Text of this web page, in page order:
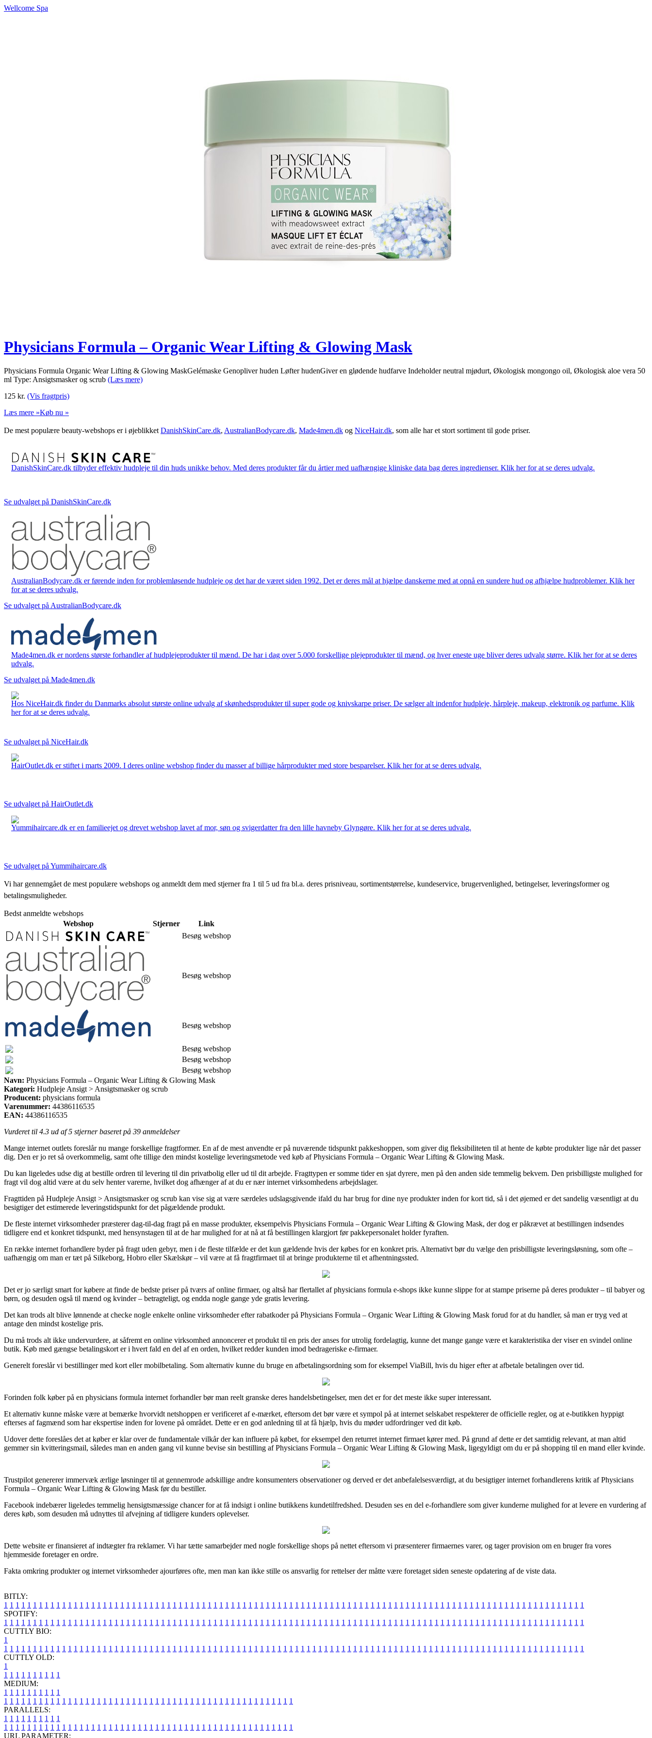
Wellcome Spa
Physicians Formula – Organic Wear Lifting & Glowing Mask
Physicians Formula Organic Wear Lifting & Glowing MaskGelémaske Genopliver huden Løfter hudenGiver en glødende hudfarve Indeholder neutral mjødurt, Økologisk mongongo oil, Økologisk aloe vera 50
ml Type: Ansigtsmasker og scrub (Læs mere)
125 kr. (Vis fragtpris)
Læs mere »Køb nu »
De mest populære beauty-webshops er i øjeblikket DanishSkinCare.dk, AustralianBodycare.dk, Made4men.dk og NiceHair.dk, som alle har et stort sortiment til gode priser.
DanishSkinCare.dk tilbyder effektiv hudpleje til din huds unikke behov. Med deres produkter får du årtier med uafhængige kliniske data bag deres ingredienser. Klik her for at se deres udvalg.
Se udvalget på DanishSkinCare.dk
AustralianBodycare.dk er førende inden for problemløsende hudpleje og det har de været siden 1992. Det er deres mål at hjælpe danskerne med at opnå en sundere hud og afhjælpe hudproblemer. Klik her
for at se deres udvalg.
Se udvalget på AustralianBodycare.dk
Made4men.dk er nordens største forhandler af hudplejeprodukter til mænd. De har i dag over 5.000 forskellige plejeprodukter til mænd, og hver eneste uge bliver deres udvalg større. Klik her for at se deres
udvalg.
Se udvalget på Made4men.dk
Hos NiceHair.dk finder du Danmarks absolut største online udvalg af skønhedsprodukter til super gode og knivskarpe priser. De sælger alt indenfor hudpleje, hårpleje, makeup, elektronik og parfume. Klik
her for at se deres udvalg.
Se udvalget på NiceHair.dk
HairOutlet.dk er stiftet i marts 2009. I deres online webshop finder du masser af billige hårprodukter med store besparelser. Klik her for at se deres udvalg.
Se udvalget på HairOutlet.dk
Yummihaircare.dk er en familieejet og drevet webshop lavet af mor, søn og svigerdatter fra den lille havneby Glyngøre. Klik her for at se deres udvalg.
Se udvalget på Yummihaircare.dk
Vi har gennemgået de mest populære webshops og anmeldt dem med stjerner fra 1 til 5 ud fra bl.a. deres prisniveau, sortimentstørrelse, kundeservice, brugervenlighed, betingelser, leveringsformer og
betalingsmuligheder.
Bedst anmeldte webshops
Webshop
Stjerner
Link
Besøg webshop
Besøg webshop
Besøg webshop
Besøg webshop
Besøg webshop
Besøg webshop
Navn: Physicians Formula – Organic Wear Lifting & Glowing Mask
Kategori: Hudpleje Ansigt > Ansigtsmasker og scrub
Producent: physicians formula
Varenummer: 44386116535
EAN: 44386116535
Vurderet til 4.3 ud af 5 stjerner baseret på 39 anmeldelser
Mange internet outlets foreslår nu mange forskellige fragtformer. En af de mest anvendte er på nuværende tidspunkt pakkeshoppen, som giver dig fleksibiliteten til at hente de købte produkter lige når det passer
dig. Den er jo ret så overkommelig, samt ofte tillige den mindst kostelige leveringsmetode ved køb af Physicians Formula – Organic Wear Lifting & Glowing Mask.
Du kan ligeledes udse dig at bestille ordren til levering til din privatbolig eller ud til dit arbejde. Fragttypen er somme tider en sjat dyrere, men på den anden side temmelig bekvem. Den prisbilligste mulighed for
fragt vil dog altid være at du selv henter varerne, hvilket dog afhænger af at du er nær internet virksomhedens arbejdslager.
Fragttiden på Hudpleje Ansigt > Ansigtsmasker og scrub kan vise sig at være særdeles udslagsgivende ifald du har brug for dine nye produkter inden for kort tid, så i det øjemed er det sandelig væsentligt at du
besigtiger det estimerede leveringstidspunkt for det pågældende produkt.
De fleste internet virksomheder præsterer dag-til-dag fragt på en masse produkter, eksempelvis Physicians Formula – Organic Wear Lifting & Glowing Mask, der dog er påkrævet at bestillingen indsendes
tidligere end et konkret tidspunkt, med hensynstagen til at de har mulighed for at nå at få bestillingen klargjort før pakkepersonalet holder fyraften.
En række internet forhandlere byder på fragt uden gebyr, men i de fleste tilfælde er det kun gældende hvis der købes for en konkret pris. Alternativt bør du vælge den prisbilligste leveringsløsning, som ofte –
uafhængig om man er tæt på Silkeborg, Hobro eller Skælskør – vil være at få fragtfirmaet til at bringe produkterne til et afhentningssted.
Det er jo særligt smart for købere at finde de bedste priser på tværs af online firmaer, og altså har flertallet af physicians formula e-shops ikke kunne slippe for at stampe priserne på deres produkter – til babyer og
børn, og desuden også til mænd og kvinder – betragteligt, og endda nogle gange yde gratis levering.
Det kan trods alt blive lønnende at checke nogle enkelte online virksomheder efter rabatkoder på Physicians Formula – Organic Wear Lifting & Glowing Mask forud for at du handler, så man er tryg ved at
antage den mindst kostelige pris.
Du må trods alt ikke undervurdere, at såfremt en online virksomhed annoncerer et produkt til en pris der anses for utrolig fordelagtig, kunne det mange gange være et karakteristika der viser en svindel online
butik. Køb med gængse betalingskort er i hvert fald en del af en orden, hvilket redder kunden imod bedrageriske e-firmaer.
Generelt foreslår vi bestillinger med kort eller mobilbetaling. Som alternativ kunne du bruge en afbetalingsordning som for eksempel ViaBill, hvis du higer efter at afbetale betalingen over tid.
Forinden folk køber på en physicians formula internet forhandler bør man reelt granske deres handelsbetingelser, men det er for det meste ikke super interessant.
Et alternativ kunne måske være at bemærke hvorvidt netshoppen er verificeret af e-mærket, eftersom det bør være et sympol på at internet selskabet respekterer de officielle regler, og at e-butikken hyppigt
efterses af fagmænd som har ekspertise inden for lovene på området. Dette er en god anledning til at få hjælp, hvis du møder udfordringer ved dit køb.
Udover dette foreslåes det at køber er klar over de fundamentale vilkår der kan influere på købet, for eksempel den returret internet firmaet kører med. På grund af dette er det samtidig relevant, at man altid
gemmer sin kvitteringsmail, således man en anden gang vil kunne bevise sin bestilling af Physicians Formula – Organic Wear Lifting & Glowing Mask, ligegyldigt om du er på shopping til en mand eller kvinde.
Trustpilot genererer immervæk ærlige løsninger til at gennemrode adskillige andre konsumenters observationer og derved er det anbefalelsesværdigt, at du besigtiger internet forhandlerens kritik af Physicians
Formula – Organic Wear Lifting & Glowing Mask før du bestiller.
Facebook indebærer ligeledes temmelig hensigtsmæssige chancer for at få indsigt i online butikkens kundetilfredshed. Desuden ses en del e-forhandlere som giver kunderne mulighed for at levere en vurdering af
deres køb, som desuden må udnyttes til afvejning af tidligere kunders oplevelser.
Dette website er finansieret af indtægter fra reklamer. Vi har tætte samarbejder med nogle forskellige shops på nettet eftersom vi præsenterer firmaernes varer, og tager provision om en bruger fra vores
hjemmeside foretager en ordre.
Fakta omkring produkter og internet virksomheder ajourføres ofte, men man kan ikke stille os ansvarlig for rettelser der måtte være foretaget siden seneste opdatering af de viste data.
BITLY:
1 1 1 1 1 1 1 1 1 1 1 1 1 1 1 1 1 1 1 1 1 1 1 1 1 1 1 1 1 1 1 1 1 1 1 1 1 1 1 1 1 1 1 1 1 1 1 1 1 1 1 1 1 1 1 1 1 1 1 1 1 1 1 1 1 1 1 1 1 1 1 1 1 1 1 1 1 1 1 1 1 1 1 1 1 1 1 1 1 1 1 1 1 1 1 1 1 1 1 1
SPOTIFY:
1 1 1 1 1 1 1 1 1 1 1 1 1 1 1 1 1 1 1 1 1 1 1 1 1 1 1 1 1 1 1 1 1 1 1 1 1 1 1 1 1 1 1 1 1 1 1 1 1 1 1 1 1 1 1 1 1 1 1 1 1 1 1 1 1 1 1 1 1 1 1 1 1 1 1 1 1 1 1 1 1 1 1 1 1 1 1 1 1 1 1 1 1 1 1 1 1 1 1 1
CUTTLY BIO:
1
1 1 1 1 1 1 1 1 1 1 1 1 1 1 1 1 1 1 1 1 1 1 1 1 1 1 1 1 1 1 1 1 1 1 1 1 1 1 1 1 1 1 1 1 1 1 1 1 1 1 1 1 1 1 1 1 1 1 1 1 1 1 1 1 1 1 1 1 1 1 1 1 1 1 1 1 1 1 1 1 1 1 1 1 1 1 1 1 1 1 1 1 1 1 1 1 1 1 1 1
CUTTLY OLD:
1
1 1 1 1 1 1 1 1 1 1
MEDIUM:
1 1 1 1 1 1 1 1 1 1
1 1 1 1 1 1 1 1 1 1 1 1 1 1 1 1 1 1 1 1 1 1 1 1 1 1 1 1 1 1 1 1 1 1 1 1 1 1 1 1 1 1 1 1 1 1 1 1 1 1
PARALLELS:
1 1 1 1 1 1 1 1 1 1
1 1 1 1 1 1 1 1 1 1 1 1 1 1 1 1 1 1 1 1 1 1 1 1 1 1 1 1 1 1 1 1 1 1 1 1 1 1 1 1 1 1 1 1 1 1 1 1 1 1
URL PARAMETER: